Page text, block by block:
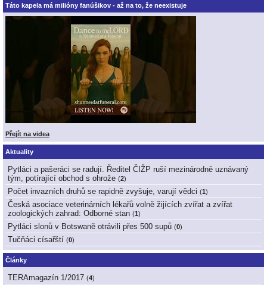
Táto kapela má milióny fanúšikov - až na to, že neexistuje
Přejít na videa
Aktuality
Pytláci a pašeráci se radují. Ředitel ČIŽP ruší mezinárodně uznávaný
tým, potírající obchod s ohrože (2)
Počet invazních druhů se rapidně zvyšuje, varují vědci (1)
Česká asociace veterinárních lékařů volně žijících zvířat a zvířat
zoologických zahrad: Odborné stan (1)
Pytláci slonů v Botswaně otrávili přes 500 supů (0)
Tučňáci císařští (0)
Články
TERAmagazín 1/2017 (4)